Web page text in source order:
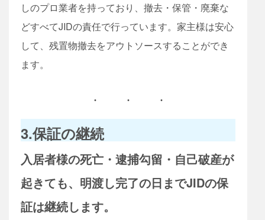
しのプロ業者を持っており、撤去・保管・廃棄な
どすべてJIDの責任で行っています。家主様は安心
して、残置物撤去をアウトソースすることができ
ます。
3.保証の継続
入居者様の死亡・逮捕勾留・自己破産が
起きても、明渡し完了の日までJIDの保
証は継続します。